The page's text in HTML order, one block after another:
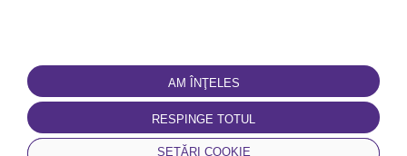
AM ÎNŢELES
RESPINGE TOTUL
SETĂRI COOKIE
TERMENI DE UTILIZARE
Termeni și condiții
Politica de
Confidențialitate
Politica de cookie-uri
DESCĂRCAȚI
APLICAȚIA